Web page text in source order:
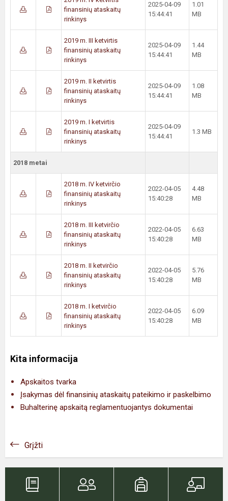
finansinių ataskaitų
rinkinys
2025-04-09
15:44:41
1.01
MB
2019 m. III ketvirtis
finansinių ataskaitų
rinkinys
2025-04-09
15:44:41
1.44
MB
2019 m. II ketvirtis
finansinių ataskaitų
rinkinys
2025-04-09
15:44:41
1.08
MB
2019 m. I ketvirtis
finansinių ataskaitų
rinkinys
2025-04-09
15:44:41
1.3 MB
2018 metai
2018 m. IV ketvirčio
finansinių ataskaitų
rinkinys
2022-04-05
15:40:28
4.48
MB
2018 m. III ketvirčio
finansinių ataskaitų
rinkinys
2022-04-05
15:40:28
6.63
MB
2018 m. II ketvirčio
finansinių ataskaitų
rinkinys
2022-04-05
15:40:28
5.76
MB
2018 m. I ketvirčio
finansinių ataskaitų
rinkinys
2022-04-05
15:40:28
6.09
MB
Kita informacija
Apskaitos tvarka
Įsakymas dėl finansinių ataskaitų pateikimo ir paskelbimo
Buhalterinę apskaitą reglamentuojantys dokumentai
Grįžti